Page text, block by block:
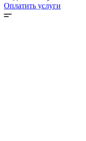
Оплатить услуги